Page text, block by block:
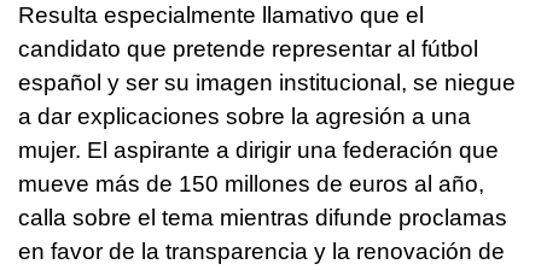
Resulta especialmente llamativo que el
candidato que pretende representar al fútbol
español y ser su imagen institucional, se niegue
a dar explicaciones sobre la agresión a una
mujer. El aspirante a dirigir una federación que
mueve más de 150 millones de euros al año,
calla sobre el tema mientras difunde proclamas
en favor de la transparencia y la renovación de